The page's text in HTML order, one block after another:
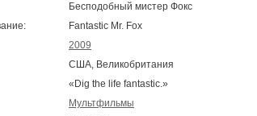
Бесподобный мистер Фокс
Fantastic Mr. Fox
2009
США, Великобритания
«Dig the life fantastic.»
Мультфильмы